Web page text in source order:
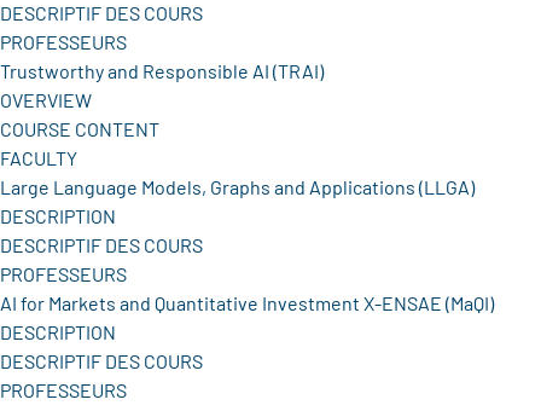
DESCRIPTIF DES COURS
PROFESSEURS
Trustworthy and Responsible AI (TRAI)
OVERVIEW
COURSE CONTENT
FACULTY
Large Language Models, Graphs and Applications (LLGA)
DESCRIPTION
DESCRIPTIF DES COURS
PROFESSEURS
AI for Markets and Quantitative Investment X-ENSAE (MaQI)
DESCRIPTION
DESCRIPTIF DES COURS
PROFESSEURS